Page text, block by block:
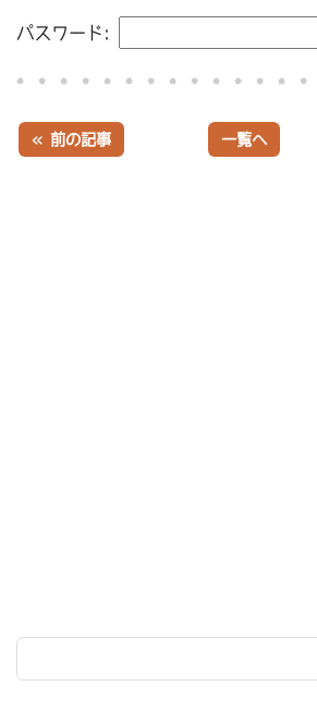
パスワード:
« 前の記事 一覧へ